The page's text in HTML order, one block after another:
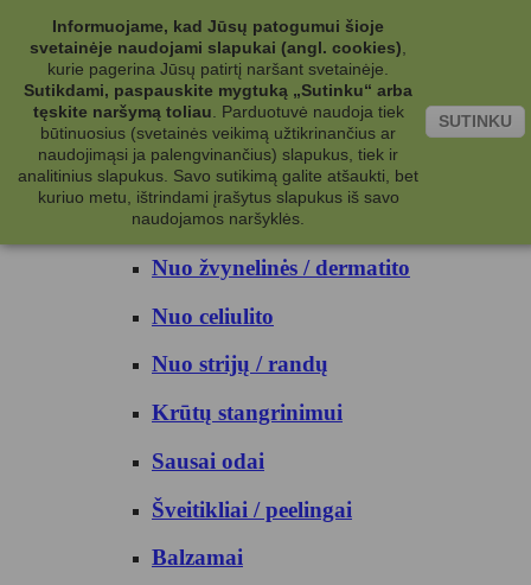
Kategorijos
Kosmetika
Kūno priežiūrai
Nuo prakaito
Kūno prausikliai
Nuo žvynelinės / dermatito
Nuo celiulito
Nuo strijų / randų
Krūtų stangrinimui
Sausai odai
Šveitikliai / peelingai
Balzamai
Informuojame, kad Jūsų patogumui šioje
svetainėje naudojami slapukai (angl. cookies)
kurie pagerina Jūsų patirtį naršant svetainėje.
Sutikdami, paspauskite mygtuką „Sutinku“ arba
tęskite naršymą toliau
Parduotuvė naudoja tiek
būtinuosius (svetainės veikimą užtikrinančius ar
naudojimąsi ja palengvinančius) slapukus, tiek ir
analitinius slapukus. Savo sutikimą galite atšaukti, bet
kuriuo metu, ištrindami įrašytus slapukus iš savo
naudojamos naršyklės.
SUTINKU